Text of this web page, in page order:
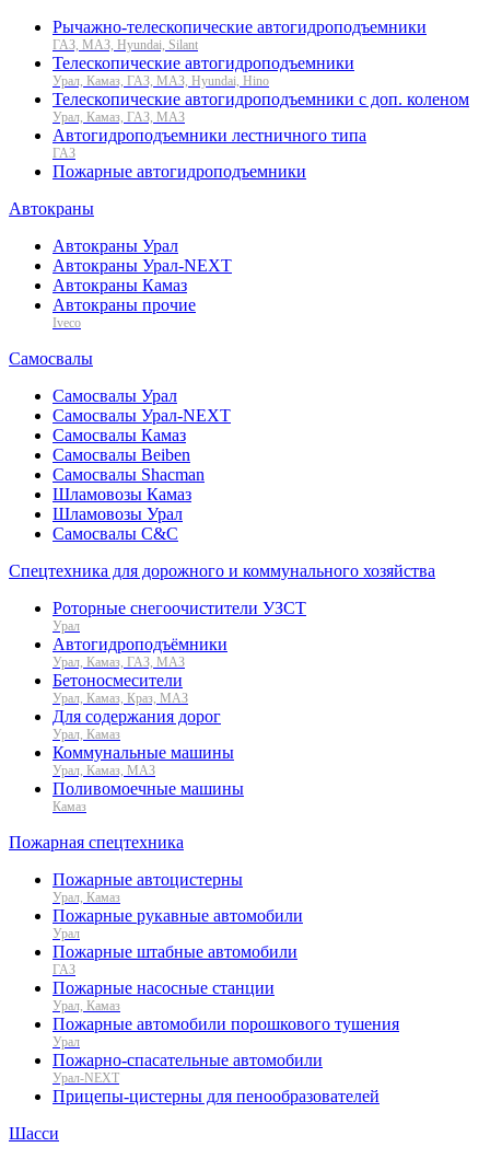
Рычажно-телескопические автогидроподъемники
ГАЗ, МАЗ, Hyundai, Silant
Телескопические автогидроподъемники
Урал, Камаз, ГАЗ, МАЗ, Hyundai, Hino
Телескопические автогидроподъемники с доп. коленом
Урал, Камаз, ГАЗ, МАЗ
Автогидроподъемники лестничного типа
ГАЗ
Пожарные автогидроподъемники
Автокраны
Автокраны Урал
Автокраны Урал-NEXT
Автокраны Камаз
Автокраны прочие
Iveco
Самосвалы
Самосвалы Урал
Самосвалы Урал-NEXT
Самосвалы Камаз
Самосвалы Beiben
Самосвалы Shacman
Шламовозы Камаз
Шламовозы Урал
Самосвалы C&C
Спецтехника для дорожного и коммунального хозяйства
Роторные снегоочистители УЗСТ
Урал
Автогидроподъёмники
Урал, Камаз, ГАЗ, МАЗ
Бетоносмесители
Урал, Камаз, Краз, МАЗ
Для содержания дорог
Урал, Камаз
Коммунальные машины
Урал, Камаз, МАЗ
Поливомоечные машины
Камаз
Пожарная спецтехника
Пожарные автоцистерны
Урал, Камаз
Пожарные рукавные автомобили
Урал
Пожарные штабные автомобили
ГАЗ
Пожарные насосные станции
Урал, Камаз
Пожарные автомобили порошкового тушения
Урал
Пожарно-спасательные автомобили
Урал-NEXT
Прицепы-цистерны для пенообразователей
Шасси